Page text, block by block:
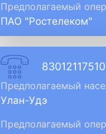
Предполагаемый
ПАО "Ростелеком"
83012117510
Предполагаемый
Улан-Удэ
Предполагаемый